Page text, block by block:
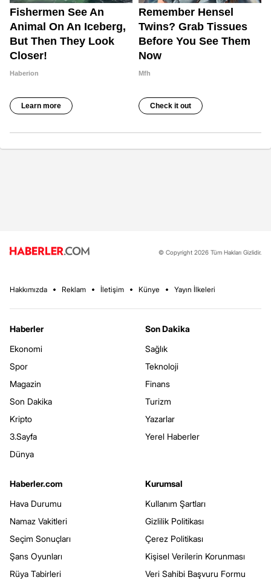
© Copyright 2026 Tüm Hakları Gizlidir.
Hakkımızda Reklam İletişim Künye Yayın İlkeleri
Haberler
Ekonomi
Spor
Magazin
Son Dakika
Kripto
3.Sayfa
Dünya
Son Dakika
Sağlık
Teknoloji
Finans
Turizm
Yazarlar
Yerel Haberler
Haberler.com
Hava Durumu
Namaz Vakitleri
Seçim Sonuçları
Şans Oyunları
Rüya Tabirleri
Kurumsal
Kullanım Şartları
Gizlilik Politikası
Çerez Politikası
Kişisel Verilerin Korunması
Veri Sahibi Başvuru Formu